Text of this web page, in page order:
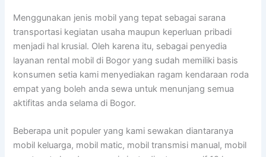
Menggunakan jenis mobil yang tepat sebagai sarana
transportasi kegiatan usaha maupun keperluan pribadi
menjadi hal krusial. Oleh karena itu, sebagai penyedia
layanan rental mobil di Bogor yang sudah memiliki basis
konsumen setia kami menyediakan ragam kendaraan roda
empat yang boleh anda sewa untuk menunjang semua
aktifitas anda selama di Bogor.
Beberapa unit populer yang kami sewakan diantaranya
mobil keluarga, mobil matic, mobil transmisi manual, mobil